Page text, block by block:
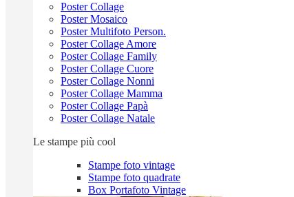
Poster Collage
Poster Mosaico
Poster Multifoto Person.
Poster Collage Amore
Poster Collage Family
Poster Collage Cuore
Poster Collage Nonni
Poster Collage Mamma
Poster Collage Papà
Poster Collage Natale
Le stampe più cool
Stampe foto vintage
Stampe foto quadrate
Box Portafoto Vintage